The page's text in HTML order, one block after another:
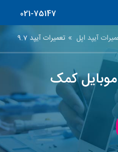
021-75147
آیپد اپل تعمیرات آیپد 9.7